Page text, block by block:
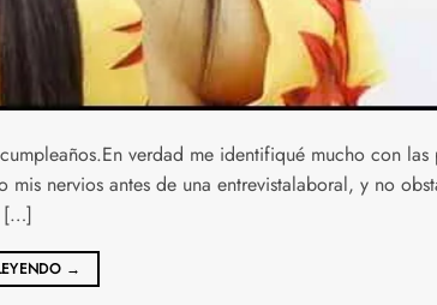
verdad me identifiqué mucho con las
nervios antes de una entrevistalaboral, y no
[…]
→